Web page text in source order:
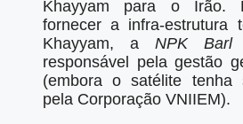
Khayyam para o Irão.
fornecer a infra-estrutura
Khayyam, a NPK Barl
responsável pela gestão
(embora o satélite tenha
pela Corporação VNIIEM).